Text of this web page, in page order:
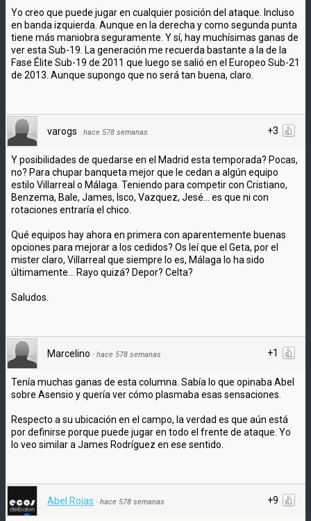
Yo creo que puede jugar en cualquier posición del ataque. Incluso
en banda izquierda. Aunque en la derecha y como segunda punta
tiene más maniobra seguramente. Y sí, hay muchísimas ganas de
ver esta Sub-19. La generación me recuerda bastante a la de la
Fase Élite Sub-19 de 2011 que luego se salió en el Europeo Sub-21
de 2013. Aunque supongo que no será tan buena, claro.
+3
varogs · hace 578 semanas
Y posibilidades de quedarse en el Madrid esta temporada? Pocas,
no? Para chupar banqueta mejor que le cedan a algún equipo
estilo Villarreal o Málaga. Teniendo para competir con Cristiano,
Benzema, Bale, James, Isco, Vazquez, Jesé... es que ni con
rotaciones entraría el chico.
Qué equipos hay ahora en primera con aparentemente buenas
opciones para mejorar a los cedidos? Os leí que el Geta, por el
mister claro, Villarreal que siempre lo es, Málaga lo ha sido
últimamente... Rayo quizá? Depor? Celta?
Saludos.
+1
Marcelino · hace 578 semanas
Tenía muchas ganas de esta columna. Sabía lo que opinaba Abel
sobre Asensio y quería ver cómo plasmaba esas sensaciones.
Respecto a su ubicación en el campo, la verdad es que aún está
por definirse porque puede jugar en todo el frente de ataque. Yo
lo veo similar a James Rodríguez en ese sentido.
+9
Abel Rojas · hace 578 semanas